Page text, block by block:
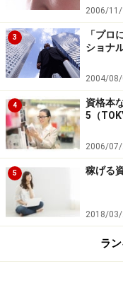
2006/11/
3
「プ
ショナ
2004/08/
4
資格本
5（
2006/
5 稼げる
2018/03/
ラ